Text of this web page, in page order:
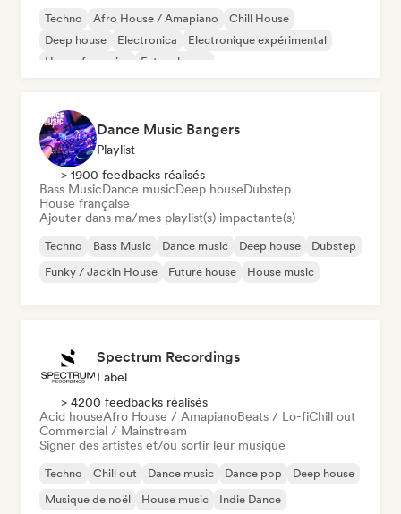
Techno Afro House / Amapiano
Chill House
Deep house
Electronica
Electronique expérimental
House française
Future house
Dance Music Bangers
Playlist
> 1900 feedbacks réalisés
Bass MusicDance musicDeep houseDubstep
House française
Ajouter dans ma/mes playlist(s) impactante(s)
Techno Bass Music Dance music Deep house
Dubstep
Funky / Jackin House
Future house House music
Spectrum Recordings
Label
> 4200 feedbacks réalisés
Acid houseAfro House / AmapianoBeats / Lo-fiChill out
Commercial / Mainstream
Signer des artistes et/ou sortir leur musique
Techno Chill out Dance music Dance pop
Deep house
Musique de noël
House music Indie Dance